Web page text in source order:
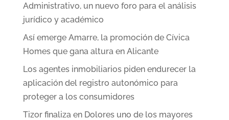
Administrativo, un nuevo foro para el análisis
jurídico y académico
Así emerge Amarre, la promoción de Cívica
Homes que gana altura en Alicante
Los agentes inmobiliarios piden endurecer la
aplicación del registro autonómico para
proteger a los consumidores
Tizor finaliza en Dolores uno de los mayores